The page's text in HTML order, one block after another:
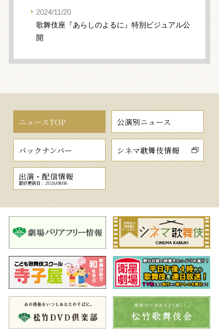
2024/11/20
歌舞伎座『あらしのよるに』特別ビジュアル公
開
ニュースTOP 公演別ニュース
バックナンバー シネマ歌舞伎情報
出演・配信情報
最終更新日：2026/08/06